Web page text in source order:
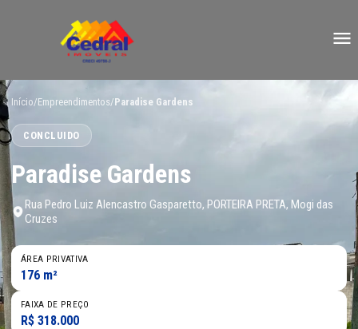
Início/Empreendimentos/Paradise Gardens
CONCLUIDO
Paradise Gardens
Rua Pedro Luiz Alencastro Gasparetto, PORTEIRA PRETA, Mogi das
Cruzes
ÁREA PRIVATIVA
176 m²
FAIXA DE PREÇO
R$ 318.000